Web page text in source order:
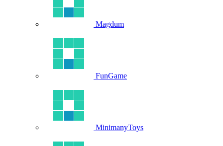
Magdum
FunGame
MinimanyToys